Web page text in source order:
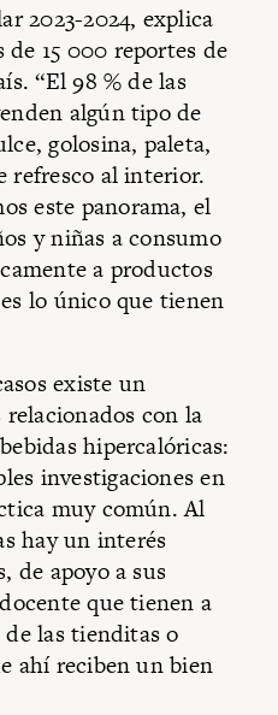
2023-2024, explica
15 000 reportes de
“El 98 % de las
algún tipo de
golosina, paleta,
refresco al interior.
este panorama, el
y niñas a consumo
a productos
lo único que tienen
existe un
con la
hipercalóricas:
investigaciones en
muy común. Al
hay un interés
de apoyo a sus
que tienen a
las tienditas o
ahí reciben un bien